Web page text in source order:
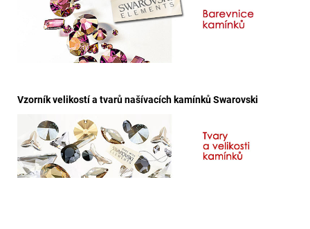
Vzorník velikostí a tvarů našívacích kamínků Swarovski